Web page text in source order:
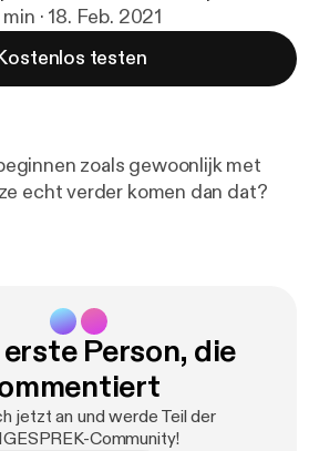
min · 18. Feb. 2021
testen
zoals gewoonlijk met
echt verder komen dan dat?
Person, die
jetzt an und werde Teil der
Community!